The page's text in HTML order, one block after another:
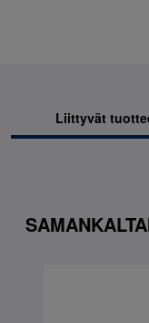
Liittyvät